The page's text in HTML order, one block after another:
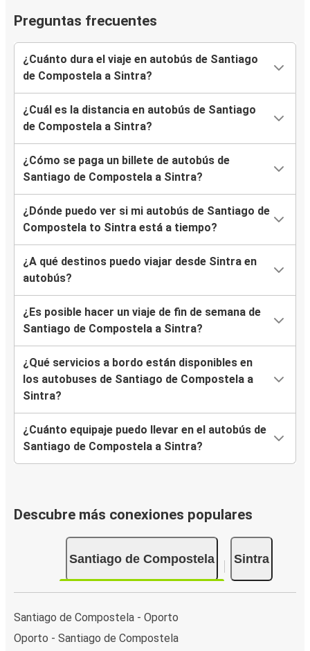
Preguntas frecuentes
¿Cuánto dura el viaje en autobús de Santiago
de Compostela a Sintra?
¿Cuál es la distancia en autobús de Santiago
de Compostela a Sintra?
¿Cómo se paga un billete de autobús de
Santiago de Compostela a Sintra?
¿Dónde puedo ver si mi autobús de Santiago de
Compostela to Sintra está a tiempo?
¿A qué destinos puedo viajar desde Sintra en
autobús?
¿Es posible hacer un viaje de fin de semana de
Santiago de Compostela a Sintra?
¿Qué servicios a bordo están disponibles en
los autobuses de Santiago de Compostela a
Sintra?
¿Cuánto equipaje puedo llevar en el autobús de
Santiago de Compostela a Sintra?
Descubre más conexiones populares
Santiago de Compostela Sintra
Santiago de Compostela - Oporto
Oporto - Santiago de Compostela